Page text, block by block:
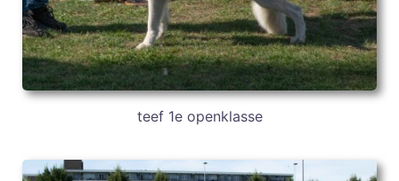
teef 1e openklasse